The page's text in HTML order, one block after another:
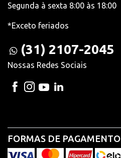
Segunda à sexta 8:00 às 18:00
*Exceto feriados
(31) 2107-2045
Nossas Redes Sociais
FORMAS DE PAGAMENTO